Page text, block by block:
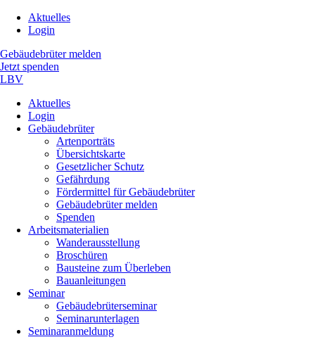
überspringen
Aktuelles
Login
Gebäudebrüter melden
Jetzt spenden
LBV
überspringen
Aktuelles
Login
Gebäudebrüter
Artenporträts
Übersichtskarte
Gesetzlicher Schutz
Gefährdung
Fördermittel für Gebäudebrüter
Gebäudebrüter melden
Spenden
Arbeitsmaterialien
Wanderausstellung
Broschüren
Bausteine zum Überleben
Bauanleitungen
Seminar
Gebäudebrüterseminar
Seminarunterlagen
Seminaranmeldung